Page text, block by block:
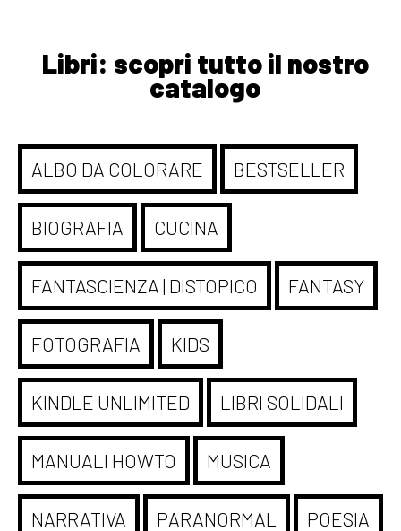
Libri: scopri tutto il nostro
catalogo
ALBO DA COLORARE BESTSELLER
BIOGRAFIA CUCINA
FANTASCIENZA | DISTOPICO FANTASY
FOTOGRAFIA KIDS
KINDLE UNLIMITED LIBRI SOLIDALI
MANUALI HOWTO MUSICA
NARRATIVA PARANORMAL POESIA